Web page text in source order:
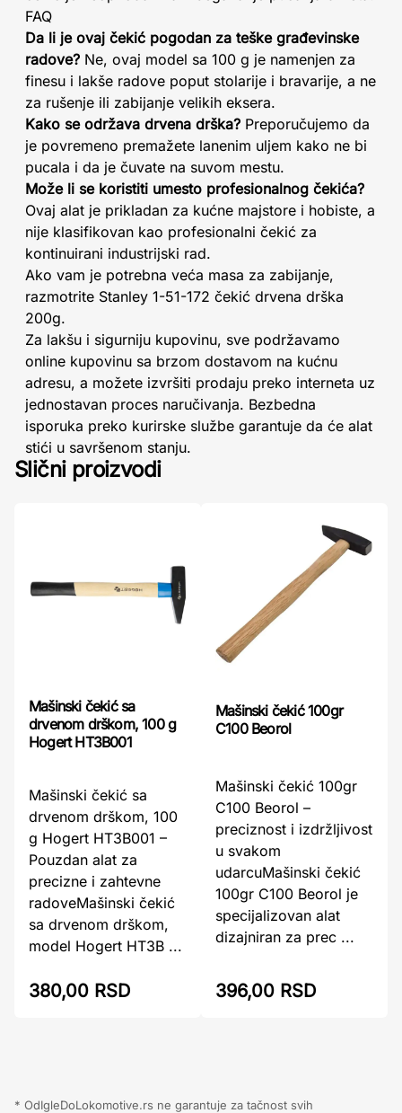
FAQ
Da li je ovaj čekić pogodan za teške građevinske
radove? Ne, ovaj model sa 100 g je namenjen za
finesu i lakše radove poput stolarije i bravarije, a ne
za rušenje ili zabijanje velikih eksera.
Kako se održava drvena drška? Preporučujemo da
je povremeno premažete lanenim uljem kako ne bi
pucala i da je čuvate na suvom mestu.
Može li se koristiti umesto profesionalnog čekića?
Ovaj alat je prikladan za kućne majstore i hobiste, a
nije klasifikovan kao profesionalni čekić za
kontinuirani industrijski rad.
Ako vam je potrebna veća masa za zabijanje,
razmotrite Stanley 1-51-172 čekić drvena drška
200g.
Za lakšu i sigurniju kupovinu, sve podržavamo
online kupovinu sa brzom dostavom na kućnu
adresu, a možete izvršiti prodaju preko interneta uz
jednostavan proces naručivanja. Bezbedna
isporuka preko kurirske službe garantuje da će alat
stići u savršenom stanju.
Slični proizvodi
Mašinski čekić sa
drvenom drškom, 100 g
Hogert HT3B001
Mašinski čekić sa
drvenom drškom, 100
g Hogert HT3B001 –
Pouzdan alat za
precizne i zahtevne
radoveMašinski čekić
sa drvenom drškom,
model Hogert HT3B ...
380,00 RSD
Mašinski čekić 100gr
C100 Beorol
Mašinski čekić 100gr
C100 Beorol –
preciznost i izdržljivost
u svakom
udarcuMašinski čekić
100gr C100 Beorol je
specijalizovan alat
dizajniran za prec ...
396,00 RSD
* OdIgleDoLokomotive.rs ne garantuje za tačnost svih